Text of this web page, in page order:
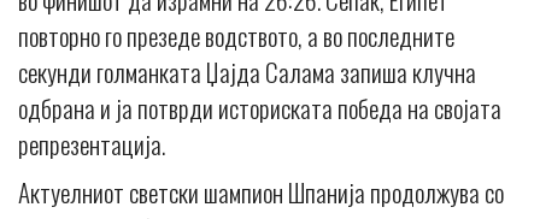
повторно го презеде водството, а во последните
секунди голманката Џајда Салама запиша клучна
одбрана и ја потврди историската победа на својата
репрезентација.
Актуелниот светски шампион Шпанија продолжува со